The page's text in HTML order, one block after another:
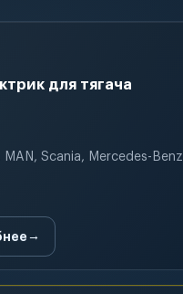
для тягача
MAN, Scania, Mercedes-Benz